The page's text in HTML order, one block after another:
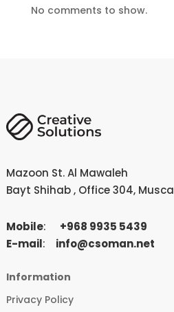
No comments to show.
Mazoon St. Al Mawaleh
Bayt Shihab , Office 304,
Mobile: +968 9935 5439
E-mail: info@csoman.net
Information
Privacy Policy